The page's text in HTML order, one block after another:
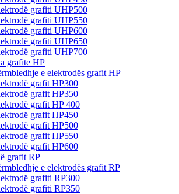
grafiti UHP500
grafiti UHP550
grafiti UHP600
grafiti UHP650
grafiti UHP700
grafite HP
e elektrodës grafit HP
grafit HP300
grafit HP350
grafit HP 400
grafit HP450
grafit HP500
grafit HP550
grafit HP600
grafit RP
e elektrodës grafit RP
grafiti RP300
grafiti RP350